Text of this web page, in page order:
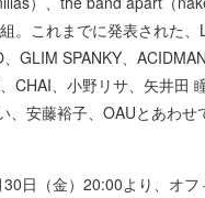
。これまでに発表された、
、GLIM SPANKY、
CHAI、小野リサ、矢井田
、安藤裕子、OAUとあわせ
30日（金）20:00より、オフ